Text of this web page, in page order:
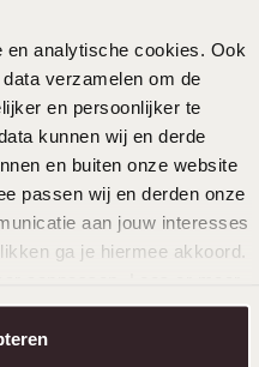
en analytische cookies. Ook
verzamelen om de
en persoonlijker te
kunnen wij en derde
en buiten onze website
passen wij en derden onze
aan jouw interesses
ga je hiermee akkoord.